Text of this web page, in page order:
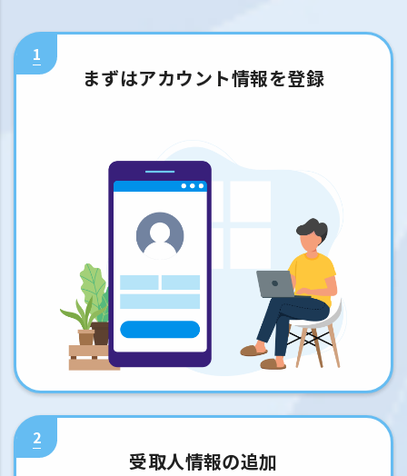
1
まずはアカウント情報を登録
2
受取人情報の追加